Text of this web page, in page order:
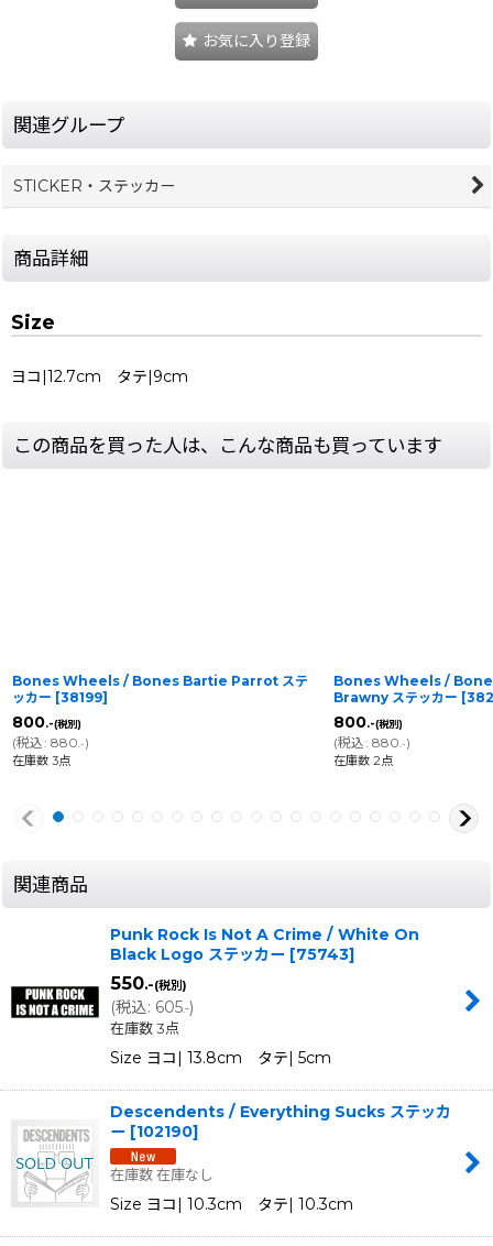
お気に入り登録
関連グループ
STICKER・ステッカー
商品詳細
Size
ヨコ|12.7cm タテ|9cm
この商品を買った人は、こんな商品も買っています
Bones Wheels / Bones Bartie Parrot ステ
ッカー [38199]
800.-(税別)
(税込: 880 .-)
在庫数 3点
Bones Wheels /
Brawny ステッカー [
800.-(税別)
(税込: 880 .-)
在庫数 2点
関連商品
Punk Rock Is Not A Crime / White On
Black Logo ステッカー [75743]
550.-(税別)
(税込: 605.-)
在庫数 3点
Size ヨコ| 13.8cm タテ| 5cm
Descendents / Everything Sucks ステッカ
ー [102190]
在庫数 在庫なし
Size ヨコ| 10.3cm タテ| 10.3cm